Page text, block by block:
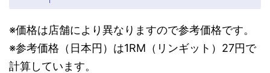
※価格は店舗により異なりますので参考価格です。
※参考価格（日本円）は1RM（リンギット）27円で
計算しています。